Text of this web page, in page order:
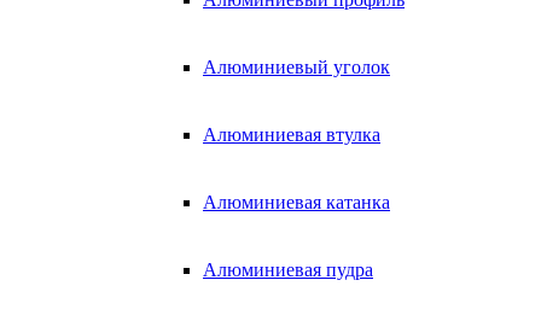
Алюминиевый уголок
Алюминиевая втулка
Алюминиевая катанка
Алюминиевая пудра